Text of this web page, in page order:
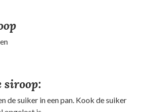
siroop:
de suiker in een pan. Kook de suiker